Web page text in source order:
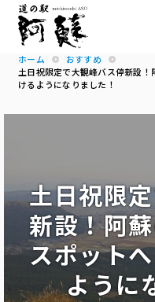
ホーム
おすすめ
土日祝限定で大観峰バス停新設
けるようになりました！
土日祝限
新設！阿
スポット
ように